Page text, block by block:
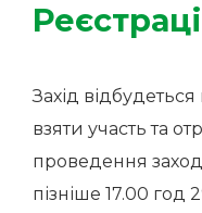
Захід
взяти участь та
проведення
пізніше 17.00 год